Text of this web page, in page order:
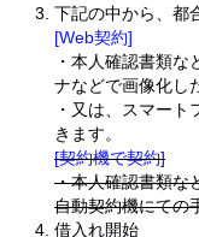
下記の中から、都
[Web契約]
・本人確認書類
ナなどで画像化し
・又は、スマー
きます。
[契約機で契約]
・本人確認書類な
自動契約機にての
借入れ開始